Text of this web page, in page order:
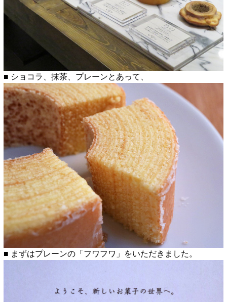
■ ショコラ、抹茶、プレーンとあって、
■ まずはプレーンの「フワフワ」をいただきました。